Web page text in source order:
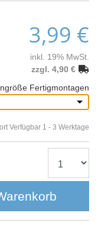
3,99 €
inkl. 19% MwSt.
zzgl. 4,90 €
Fertigmontagen
Verfügbar 1 - 3 Werktage